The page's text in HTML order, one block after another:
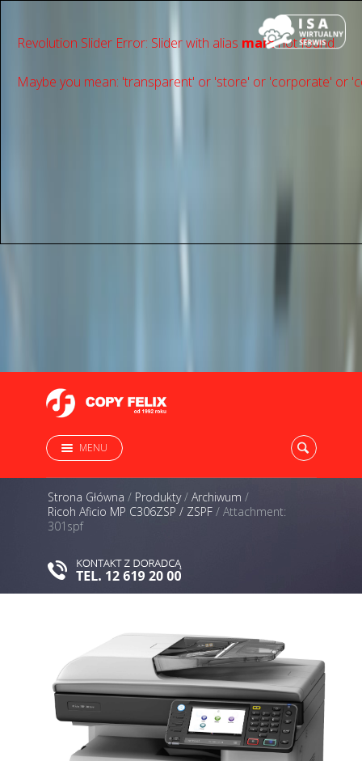
Revolution Slider Error: Slider with alias mainnot found.
Maybe you mean: 'transparent' or 'store' or 'сorporate' or
MENU
Strona Główna / Produkty/ Archiwum /
Ricoh Aficio MP C306ZSP / ZSPF / Attachment:
301spf